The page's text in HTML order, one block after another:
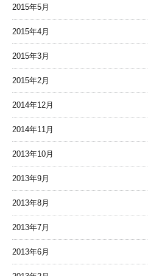
2015年5月
2015年4月
2015年3月
2015年2月
2014年12月
2014年11月
2013年10月
2013年9月
2013年8月
2013年7月
2013年6月